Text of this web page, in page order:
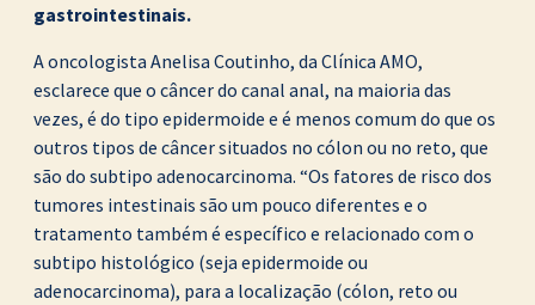
gastrointestinais.
A oncologista Anelisa Coutinho, da Clínica AMO,
esclarece que o câncer do canal anal, na maioria das
vezes, é do tipo epidermoide e é menos comum do que os
outros tipos de câncer situados no cólon ou no reto, que
são do subtipo adenocarcinoma. “Os fatores de risco dos
tumores intestinais são um pouco diferentes e o
tratamento também é específico e relacionado com o
subtipo histológico (seja epidermoide ou
adenocarcinoma), para a localização (cólon, reto ou